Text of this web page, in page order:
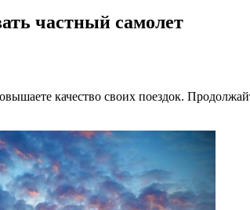
частный самолет
качество своих поездок.